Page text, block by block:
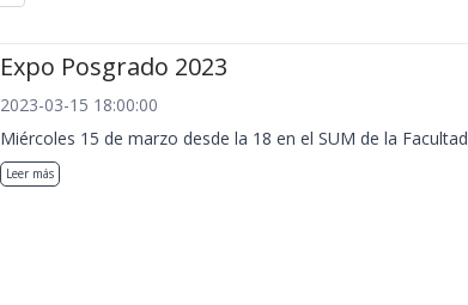
Expo Posgrado 2023
2023-03-15 18:00:00
Miércoles 15 de marzo desde la 18 en el SUM de la Facultad
Leer más